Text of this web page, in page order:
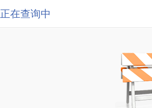
正在查询中